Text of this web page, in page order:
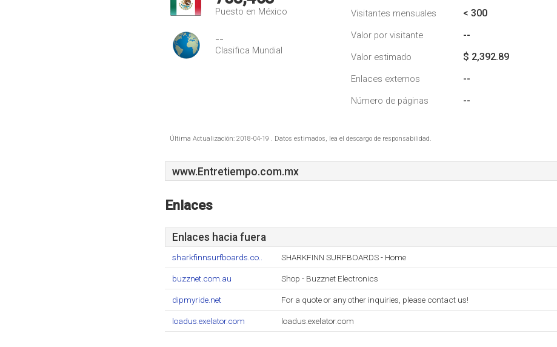
Puesto en México
--
Clasifica Mundial
Visitantes mensuales < 300
Valor por visitante --
Valor estimado $ 2,392.89
Enlaces externos --
Número de páginas --
Última Actualización: 2018-04-19 . Datos estimados, lea el descargo de responsabilidad.
www.Entretiempo.com.mx
Enlaces
Enlaces hacia fuera
sharkfinnsurfboards.co.. SHARKFINN SURFBOARDS - Home
buzznet.com.au Shop - Buzznet Electronics
dipmyride.net For a quote or any other inquiries, please contact us!
loadus.exelator.com loadus.exelator.com